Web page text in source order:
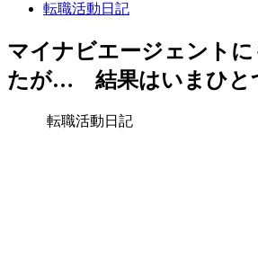
転職活動日記
マイナビエージェント
たが… 結果はいまひと
転職活動日記